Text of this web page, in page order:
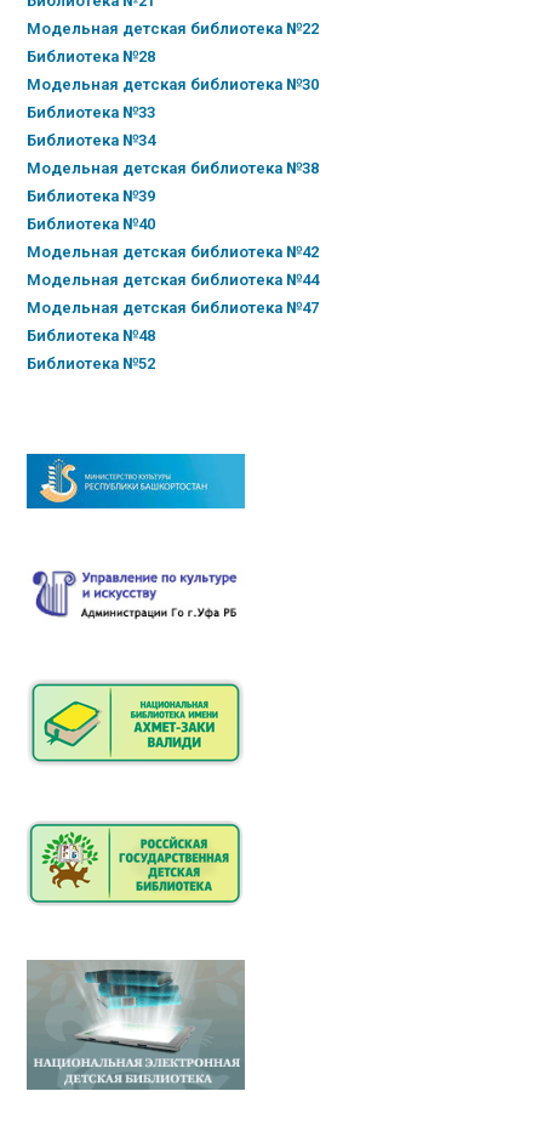
Модельная детская библиотека №22
Библиотека №28
Модельная детская библиотека №30
Библиотека №33
Библиотека №34
Модельная детская библиотека №38
Библиотека №39
Библиотека №40
Модельная детская библиотека №42
Модельная детская библиотека №44
Модельная детская библиотека №47
Библиотека №48
Библиотека №52